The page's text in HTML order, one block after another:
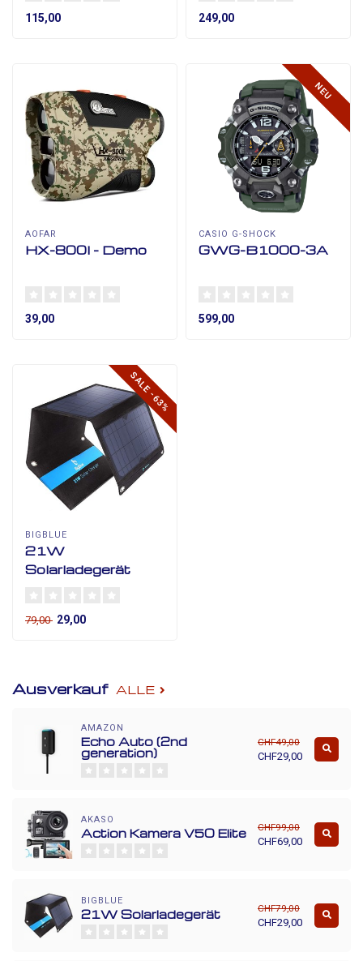
115,00 249,00
AOFAR
HX-800I - Demo
39,00
NEU
CASIO G-SHOCK
GWG-B1000-3A
599,00
SALE -63%
BIGBLUE
21W
Solarladegerät
79,00 29,00
Ausverkauf ALLE
AMAZON
Echo Auto (2nd
generation)
CHF49,00
CHF29,00
AKASO
Action Kamera V50 Elite CHF99,00
CHF69,00
BIGBLUE
21W Solarladegerät CHF79,00
CHF29,00